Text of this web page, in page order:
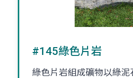
#145綠色片岩
綠色片岩組成礦物以綠泥